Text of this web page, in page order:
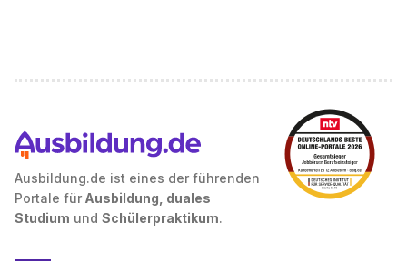
Ausbildung.de ist eines der führenden
Portale für Ausbildung, duales
Studium und Schülerpraktikum.